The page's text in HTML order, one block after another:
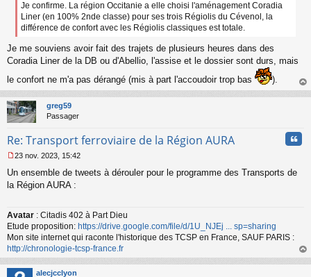
Je confirme. La région Occitanie a elle choisi l'aménagement Coradia
Liner (en 100% 2nde classe) pour ses trois Régiolis du Cévenol, la
différence de confort avec les Régiolis classiques est totale.
Je me souviens avoir fait des trajets de plusieurs heures dans des
Coradia Liner de la DB ou d'Abellio, l'assise et le dossier sont durs, mais
le confort ne m'a pas dérangé (mis à part l'accoudoir trop bas
).
au
greg59
Passager
Re: Transport ferroviaire de la Région AURA
e
s
g
e
n
o
n
l
23 nov. 2023, 15:42
Un ensemble de tweets à dérouler pour le programme des Transports de
la Région AURA :
Avatar : Citadis 402 à Part Dieu
Etude proposition: https://drive.google.com/file/d/1U_NJEj ... sp=sharing
Mon site internet qui raconte l'historique des TCSP en France, SAUF PARIS :
http://chronologie-tcsp-france.fr
au
alecjcclyon